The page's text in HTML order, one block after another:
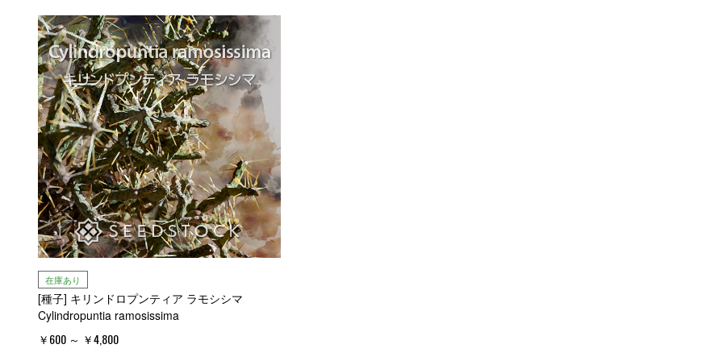
在庫あり
[種子] キリンドロプンティア ラモシシマ
Cylindropuntia ramosissima
￥600 ～ ￥4,800